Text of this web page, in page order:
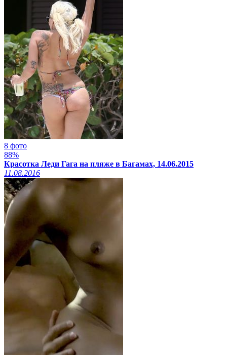
8 фото
88%
Красотка Леди Гага на пляже в Багамах, 14.06.2015
11.08.2016